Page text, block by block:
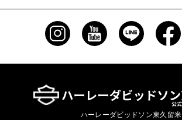
ハーレーダビッドソン東久留米